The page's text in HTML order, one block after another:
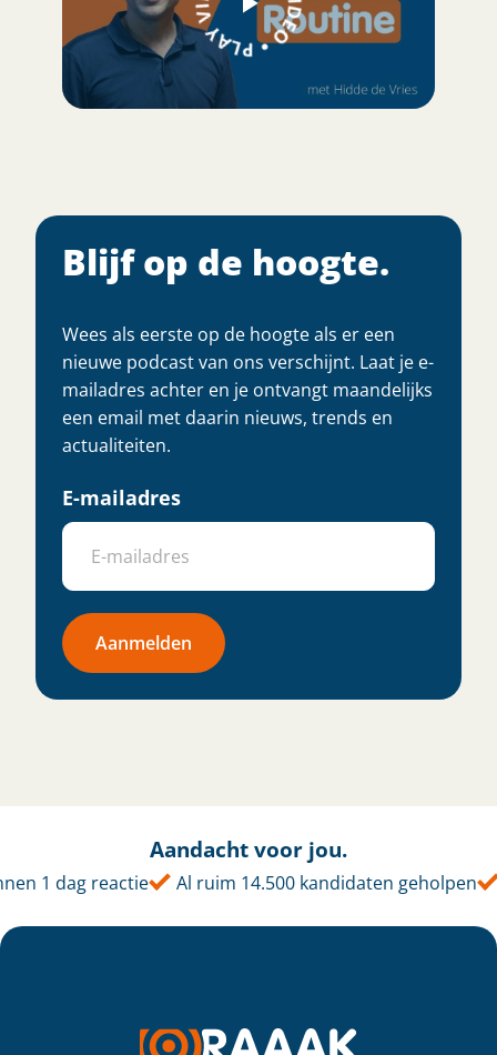
Blijf op de hoogte.
Wees als eerste op de hoogte als er een
nieuwe podcast van ons verschijnt. Laat je e-
mailadres achter en je ontvangt maandelijks
een email met daarin nieuws, trends en
actualiteiten.
E-mailadres
Aanmelden
Aandacht voor jou.
1 dag reactie Al ruim 14.500 kandidaten geholpen